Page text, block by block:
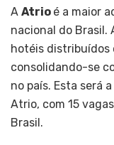
A Atrio é a maior
nacional do Brasil.
hotéis distribuídos
consolidando-se
no país. Esta será
Atrio, com 15
Brasil.